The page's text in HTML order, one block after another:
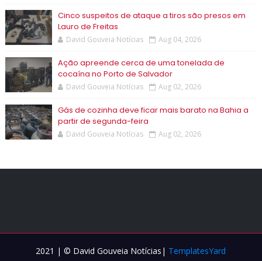
Cinco suspeitos de ataque a tiros são presos em
Lauro de Freitas
David Gouveia Notícias Aug 04, 2026
Ação apreende cerca de uma tonelada de
cocaína no Porto de Salvador
David Gouveia Notícias Aug 02, 2026
Gás de cozinha deve ficar mais barato na Bahia a
partir de segunda-feira
David Gouveia Notícias Aug 02, 2026
2021 | © David Gouveia Notícias| TemplatesYard